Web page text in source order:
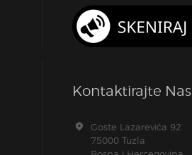
Kontaktirajte Nas
Goste Lazarevića 92
75000 Tuzla